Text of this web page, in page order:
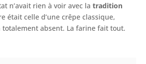
n’avait rien à voir avec la tradition
était celle d’une crêpe classique,
totalement absent. La farine fait tout.